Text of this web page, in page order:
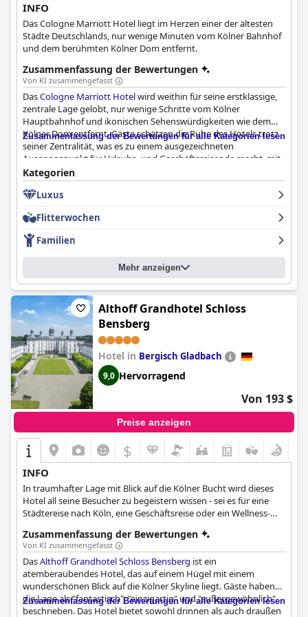
INFO
Das Cologne Marriott Hotel liegt im Herzen einer der ältesten
Städte Deutschlands, nur wenige Minuten vom Kölner Bahnhof
und dem berühmten Kölner Dom entfernt.
Zusammenfassung der Bewertungen
Von KI zusammengefasst
DasCologne Marriott Hotelwird weithin für seine erstklassige,
zentrale Lage gelobt, nur wenige Schritte vom Kölner
Hauptbahnhof und ikonischen Sehenswürdigkeiten wie dem
Kölner Dom entfernt. Gäste schätzen die Ruhe des Hotels trotz
seiner Zentralität, was es zu einem ausgezeichneten
Ausgangspunkt für Urlaubs- und Geschäftsreisende macht, mit
der Nähe zu Museen, dem Rheinufer, Einkaufsstraßen und
kulturellen Stätten.
umfangreiches und hochwertiges Angebot, das auf
verschiedene Ernährungsbedürfnisse, einschließlich
Laktoseintoleranz, zugeschnitten ist. Besonders geschätzt
werden frisch zubereitete Omeletts, Kaffeespezialitäten und
eine vielfältige Auswahl an Brot und frischen Lebensmitteln.
Obwohl einige den Preis als etwas hoch empfinden, sind viele
der Meinung, dass die Qualität und Vielfalt den Preis wert sind.
Aufmerksames und freundliches Personal trägt zusätzlich zum
Frühstückserlebnis bei.
Ähnlich positiv werden die kulinarischen Erlebnisse,
insbesondere das Abendessen, hervorgehoben. Das Ambiente
des Restaurants, die qualitativ hochwertigen Speisen, die
beeindruckende Weinauswahl und die köstlichen Angebote an
der Bar stechen hervor, auch wenn die Speisekarte von mehr
vegetarischen Optionen profitieren könnte. Auch die
Präsentation der Speisen und der freundliche Service erhalten
hohe Bewertungen. Gelegentliche Schwankungen in der
Qualität der Speisen und Wartezeiten auf Hauptgerichte werden
kritisiert.
Die Zimmer werden für ihre Geräumigkeit, Sauberkeit und
modernes Design gelobt. Gäste genießen die gemütlichen
Betten, die stilvolle Einrichtung und Annehmlichkeiten wie
große Fernseher und begehbare Duschen. Während einige
anmerken, dass bestimmte Bereiche eine Auffrischung
vertragen könnten, sind der allgemeine Komfort und die Ruhe
der Zimmer ein deutliches Plus.
Die Sauberkeit im gesamten Hotel wird durchweg gelobt, wobei
die Gäste von den makellosen und gut gepflegten Zimmern und
öffentlichen Bereichen beeindruckt sind. Das Housekeeping
Zusammenfassung der Bewertungen für alle Kategorien lesen
Kategorien
Luxus
Flitterwochen
Familien
Mehr anzeigen
Althoff Grandhotel Schloss
Bensberg
Hotel in Bergisch Gladbach
9,0 Hervorragend
Von 193 $
Preise anzeigen
$
INFO
In traumhafter Lage mit Blick auf die Kölner Bucht wird dieses
Hotel all seine Besucher zu begeistern wissen - sei es für eine
Städtereise nach Köln, eine Geschäftsreise oder ein Wellness-
Zusammenfassung der Bewertungen
Von KI zusammengefasst
DasAlthoff Grandhotel Schloss Bensberg ist ein
atemberaubendes Hotel, das auf einem Hügel mit einem
wunderschönen Blick auf die Kölner Skyline liegt. Gäste haben
die Lage als "fantastisch", "einzigartig" und "außergewöhnlich"
beschrieben. Das Hotel bietet sowohl drinnen als auch draußen
Zusammenfassung der Bewertungen für alle Kategorien lesen